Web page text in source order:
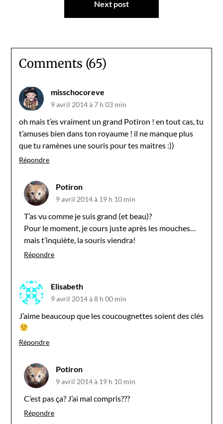
Next post
Comments (65)
misschocoreve
9 avril 2014 à 7 h 03 min
oh mais t’es vraiment un grand Potiron ! en tout cas, tu
t’amuses bien dans ton royaume ! il ne manque plus
que tu ramènes une souris pour tes maitres :))
Répondre
Potiron
9 avril 2014 à 19 h 10 min
T’as vu comme je suis grand (et beau)?
Pour le moment, je cours juste après les mouches…
mais t’inquiète, la souris viendra!
Répondre
Elisabeth
9 avril 2014 à 8 h 00 min
J’aime beaucoup que les coucougnettes soient des clés
Répondre
Potiron
9 avril 2014 à 19 h 10 min
C’est pas ça? J’ai mal compris???
Répondre